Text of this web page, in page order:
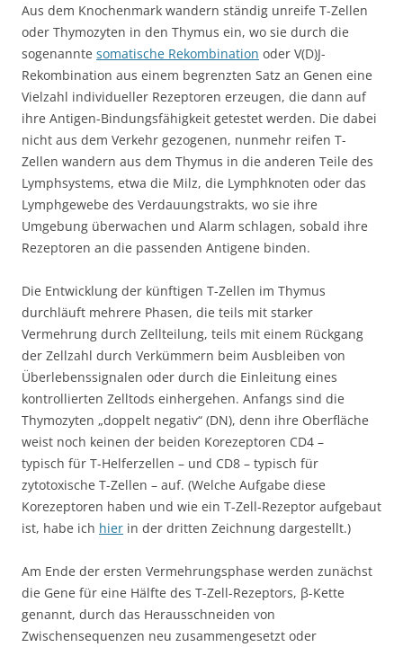
Aus dem Knochenmark wandern ständig unreife T-Zellen
oder Thymozyten in den Thymus ein, wo sie durch die
sogenannte somatische Rekombination oder V(D)J-
Rekombination aus einem begrenzten Satz an Genen eine
Vielzahl individueller Rezeptoren erzeugen, die dann auf
ihre Antigen-Bindungsfähigkeit getestet werden. Die dabei
nicht aus dem Verkehr gezogenen, nunmehr reifen T-
Zellen wandern aus dem Thymus in die anderen Teile des
Lymphsystems, etwa die Milz, die Lymphknoten oder das
Lymphgewebe des Verdauungstrakts, wo sie ihre
Umgebung überwachen und Alarm schlagen, sobald ihre
Rezeptoren an die passenden Antigene binden.
Die Entwicklung der künftigen T-Zellen im Thymus
durchläuft mehrere Phasen, die teils mit starker
Vermehrung durch Zellteilung, teils mit einem Rückgang
der Zellzahl durch Verkümmern beim Ausbleiben von
Überlebenssignalen oder durch die Einleitung eines
kontrollierten Zelltods einhergehen. Anfangs sind die
Thymozyten „doppelt negativ“ (DN), denn ihre Oberfläche
weist noch keinen der beiden Korezeptoren CD4 –
typisch für T-Helferzellen – und CD8 – typisch für
zytotoxische T-Zellen – auf. (Welche Aufgabe diese
Korezeptoren haben und wie ein T-Zell-Rezeptor aufgebaut
ist, habe ich hier in der dritten Zeichnung dargestellt.)
Am Ende der ersten Vermehrungsphase werden zunächst
die Gene für eine Hälfte des T-Zell-Rezeptors, β-Kette
genannt, durch das Herausschneiden von
Zwischensequenzen neu zusammengesetzt oder